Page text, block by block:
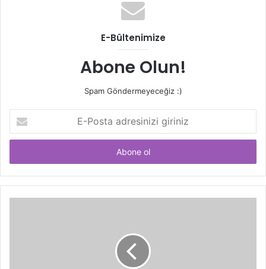
E-Bültenimize
Abone Olun!
Spam Göndermeyeceğiz :)
Posta
adresinizi